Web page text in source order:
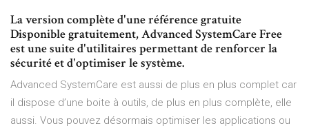
La version complète d'une référence gratuite
Disponible gratuitement, Advanced SystemCare Free
est une suite d'utilitaires permettant de renforcer la
sécurité et d'optimiser le système.
Advanced SystemCare est aussi de plus en plus complet car
il dispose d’une boite à outils, de plus en plus complète, elle
aussi. Vous pouvez désormais optimiser les applications ou